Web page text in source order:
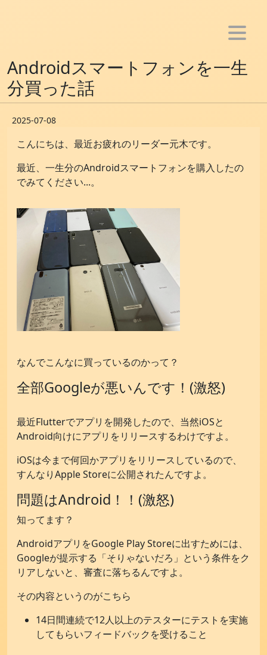
お知らせ
メンバー
- アプリ制作
- Youtube活動
- ブログ活動
- SNS bot制作
- 音楽活動
お問い合わせ
Androidスマートフォンを一生
分買った話
2025-07-08
こんにちは、最近お疲れのリーダー元木です。
最近、一生分のAndroidスマートフォンを購入したの
でみてください...。
なんでこんなに買っているのかって？
全部Googleが悪いんです！(激怒)
最近Flutterでアプリを開発したので、当然iOSと
Android向けにアプリをリリースするわけですよ。
iOSは今まで何回かアプリをリリースしているので、
すんなりApple Storeに公開されたんですよ。
問題はAndroid！！(激怒)
知ってます？
AndroidアプリをGoogle Play Storeに出すためには、
Googleが提示する「そりゃないだろ」という条件をク
リアしないと、審査に落ちるんですよ。
その内容というのがこちら
14日間連続で12人以上のテスターにテストを実施
してもらいフィードバックを受けること